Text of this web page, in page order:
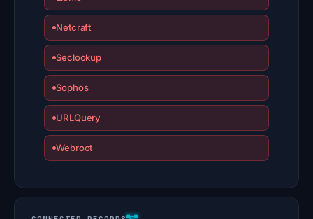
Netcraft
Seclookup
Sophos
URLQuery
Webroot